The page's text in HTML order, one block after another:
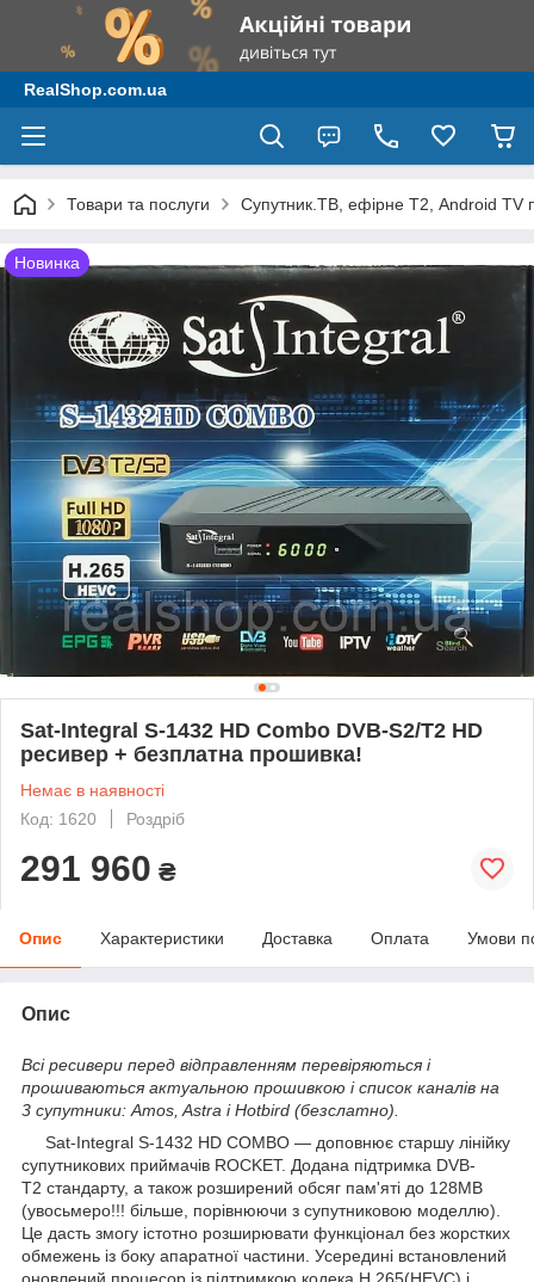
RealShop.com.ua
Товари та послуги Супутник.ТВ, ефірне Т2, Android TV
Новинка
Sat-Integral S-1432 HD Combo DVB-S2/T2 HD
ресивер + безплатна прошивка!
Немає в наявності
Код: 1620
Роздріб
291 960 ₴
Опис Характеристики Доставка Оплата Умови
Опис
Всі ресивери перед відправленням перевіряються і
прошиваються актуальною прошивкою і список каналів на
3 супутники: Amos, Astra і Hotbird (безслатно).
Sat-Integral S-1432 HD COMBO — доповнює старшу лінійку
супутникових приймачів ROCKET. Додана підтримка DVB-
T2 стандарту, а також розширений обсяг пам'яті до 128MB
(увосьмеро!!! більше, порівнюючи з супутниковою моделлю).
Це дасть змогу істотно розширювати функціонал без жорстких
обмежень із боку апаратної частини. Усередині встановлений
оновлений процесор із підтримкою кодека H.265(HEVC) і